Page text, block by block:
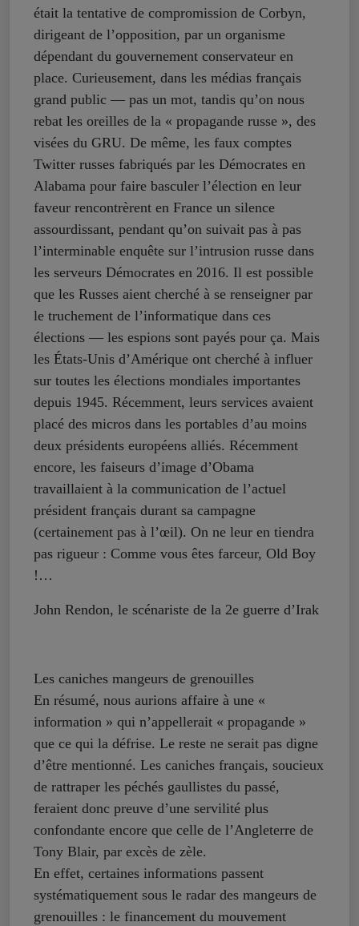
était la tentative de compromission de Corbyn,
dirigeant de l’opposition, par un organisme
dépendant du gouvernement conservateur en
place. Curieusement, dans les médias français
grand public — pas un mot, tandis qu’on nous
rebat les oreilles de la « propagande russe », des
visées du GRU. De même, les faux comptes
Twitter russes fabriqués par les Démocrates en
Alabama pour faire basculer l’élection en leur
faveur rencontrèrent en France un silence
assourdissant, pendant qu’on suivait pas à pas
l’interminable enquête sur l’intrusion russe dans
les serveurs Démocrates en 2016. Il est possible
que les Russes aient cherché à se renseigner par
le truchement de l’informatique dans ces
élections — les espions sont payés pour ça. Mais
les États-Unis d’Amérique ont cherché à influer
sur toutes les élections mondiales importantes
depuis 1945. Récemment, leurs services avaient
placé des micros dans les portables d’au moins
deux présidents européens alliés. Récemment
encore, les faiseurs d’image d’Obama
travaillaient à la communication de l’actuel
président français durant sa campagne
(certainement pas à l’œil). On ne leur en tiendra
pas rigueur : Comme vous êtes farceur, Old Boy
!…
John Rendon, le scénariste de la 2e guerre d’Irak
Les caniches mangeurs de grenouilles
En résumé, nous aurions affaire à une «
information » qui n’appellerait « propagande »
que ce qui la défrise. Le reste ne serait pas digne
d’être mentionné. Les caniches français, soucieux
de rattraper les péchés gaullistes du passé,
feraient donc preuve d’une servilité plus
confondante encore que celle de l’Angleterre de
Tony Blair, par excès de zèle.
En effet, certaines informations passent
systématiquement sous le radar des mangeurs de
grenouilles : le financement du mouvement